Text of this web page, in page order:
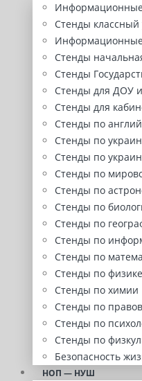
Стенды классный
Стенды
Стенды
Стенды для ДОУ
Стенды для
Стенды по
Стенды по
Стенды по
Стенды по
Стенды по
Стенды по
Стенды по
Стенды по
Стенды по
Стенды по физике
Стенды по химии
Стенды по
Стенды по
Стенды по
Безопасность
НОП — НУШ